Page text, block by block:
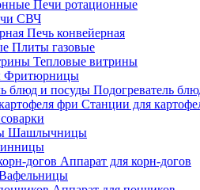
Печи ротационные
СВЧ
Печь конвейерная
Плиты газовые
Тепловые витрины
Фритюрницы
Подогреватель
Станции для
Шашлычницы
Аппарат для корн-догов